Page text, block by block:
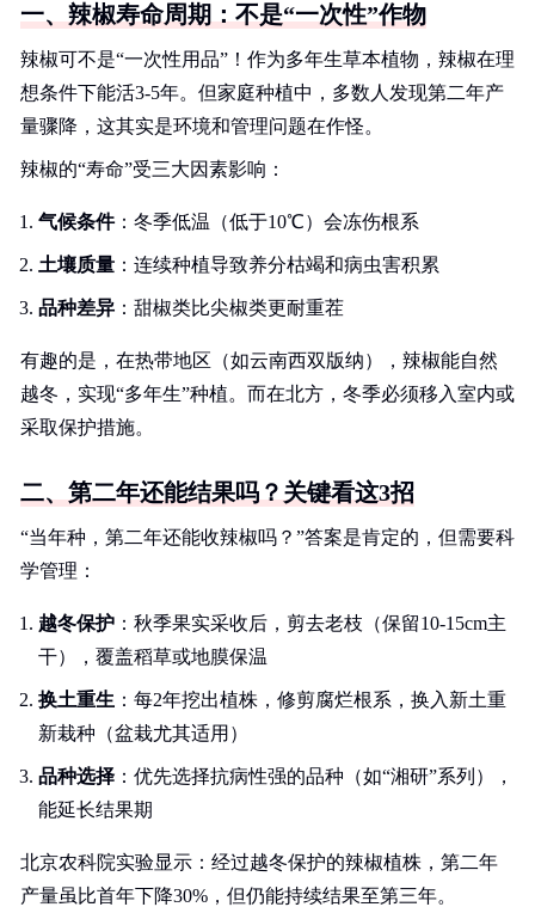
一、辣椒寿命周期：不是“一次性”作物
辣椒可不是“一次性用品”！作为多年生草本植物，辣椒在理
想条件下能活3-5年。但家庭种植中，多数人发现第二年产
量骤降，这其实是环境和管理问题在作怪。
辣椒的“寿命”受三大因素影响：
气候条件：冬季低温（低于10℃）会冻伤根系
土壤质量 ：连续种植导致养分枯竭和病虫害积累
品种差异 ：甜椒类比尖椒类更耐重茬
有趣的是，在热带地区（如云南西双版纳），辣椒能自然
越冬，实现“多年生”种植。而在北方，冬季必须移入室内或
采取保护措施。
二、第二年还能结果吗？关键看这3招
“当年种，第二年还能收辣椒吗？”答案是肯定的，但需要科
学管理：
越冬保护 ：秋季果实采收后，剪去老枝（保留10-15cm主
干），覆盖稻草或地膜保温
换土重生 ：每2年挖出植株，修剪腐烂根系，换入新土重
新栽种（盆栽尤其适用）
品种选择 ：优先选择抗病性强的品种（如“湘研”系列），
能延长结果期
北京农科院实验显示：经过越冬保护的辣椒植株，第二年
产量虽比首年下降30%，但仍能持续结果至第三年。